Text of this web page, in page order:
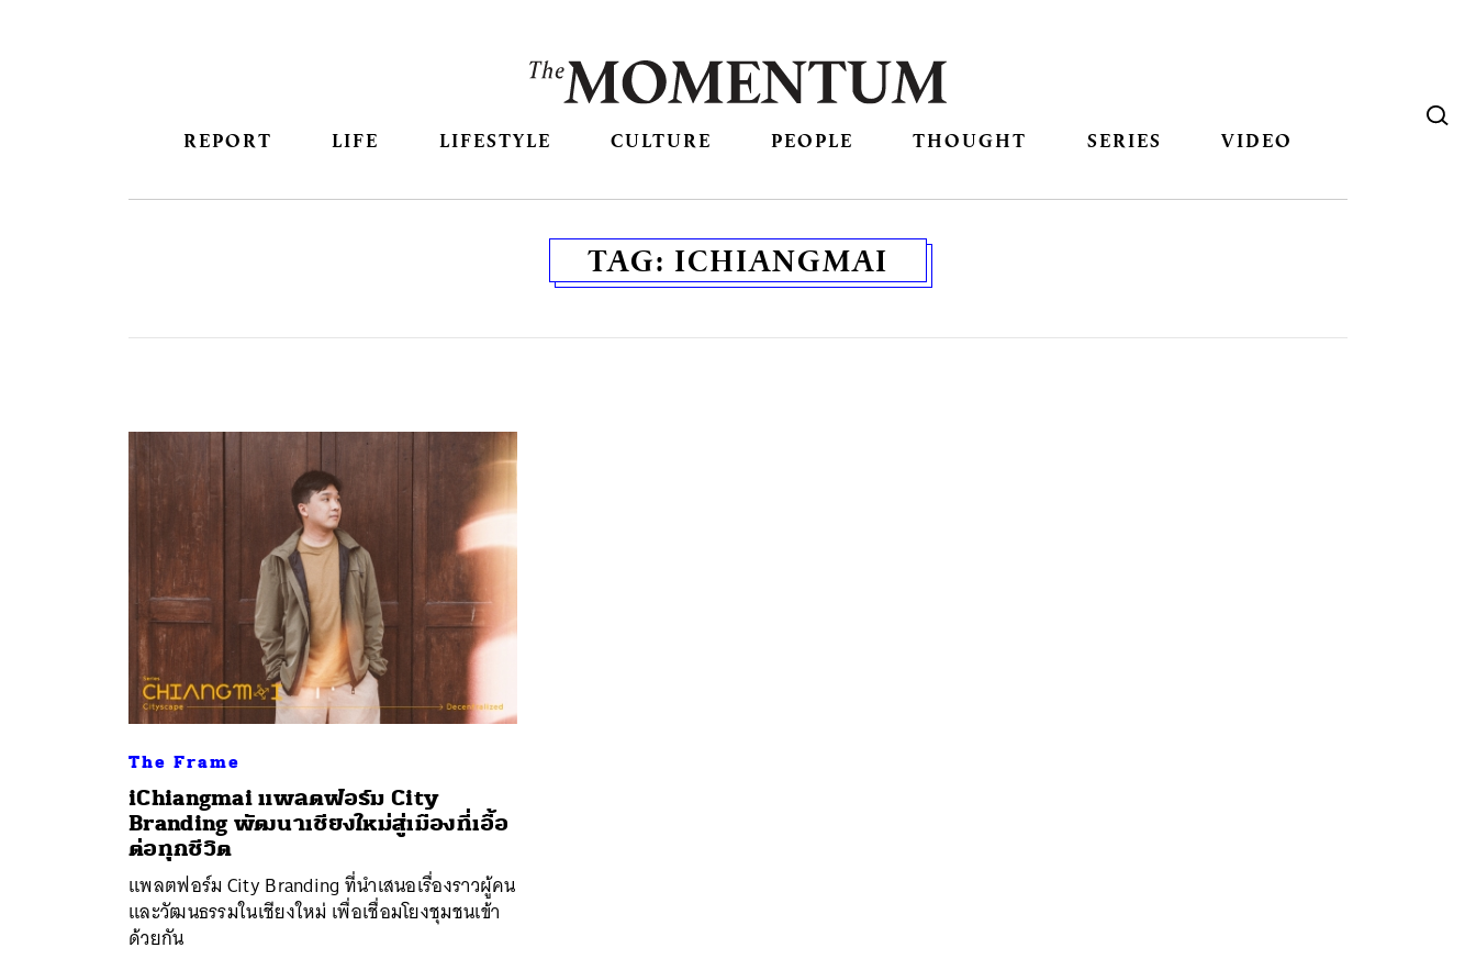
REPORT LIFE LIFESTYLE CULTURE PEOPLE THOUGHT SERIES VIDEO
TAG: ICHIANGMAI
The Frame
iChiangmai แพลตฟอร์ม City
Branding พัฒนาเชียงใหม่สู่เมืองที่เอื้อ
ต่อทุกชีวิต
แพลตฟอร์ม City Branding ที่นำเสนอเรื่องราวผู้คน
และวัฒนธรรมในเชียงใหม่ เพื่อเชื่อมโยงชุมชนเข้า
ด้วยกัน
ค้นหา